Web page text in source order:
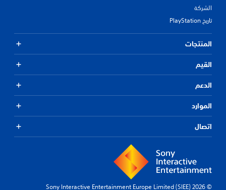
الشركة
تاريخ PlayStation
المنتجات
القيم
الدعم
الموارد
اتصال
© 2026 Sony Interactive Entertainment Europe Limited (SIEE)